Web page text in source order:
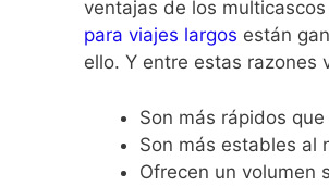
ventajas de los
para viajes largos están
ello. Y entre estas razones
Son más rápidos
Son más estables al
Ofrecen un volumen